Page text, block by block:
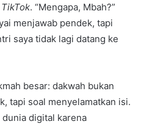
TikTok. “Mengapa, Mbah?”
menjawab pendek, tapi
saya tidak lagi datang ke
besar: dakwah bukan
tapi soal menyelamatkan isi.
digital karena